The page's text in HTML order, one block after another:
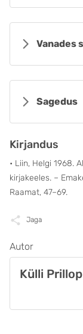
Vanades
Sagedus
Kirjandus
• Liin, Helgi 1968.
kirjakeeles. –
Raamat, 47–69.
Jaga
Autor
Külli Prillop